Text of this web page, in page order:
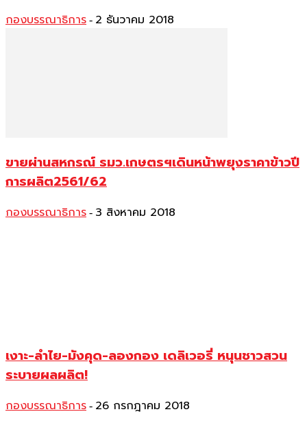
กองบรรณาธิการ - 2 ธันวาคม 2018
ขายผ่านสหกรณ์ รมว.เกษตรฯเดินหน้าพยุงราคาข้าวปี
การผลิต2561/62
กองบรรณาธิการ - 3 สิงหาคม 2018
เงาะ-ลำไย-มังคุด-ลองกอง เดลิเวอรี่ หนุนชาวสวน
ระบายผลผลิต!
กองบรรณาธิการ - 26 กรกฎาคม 2018